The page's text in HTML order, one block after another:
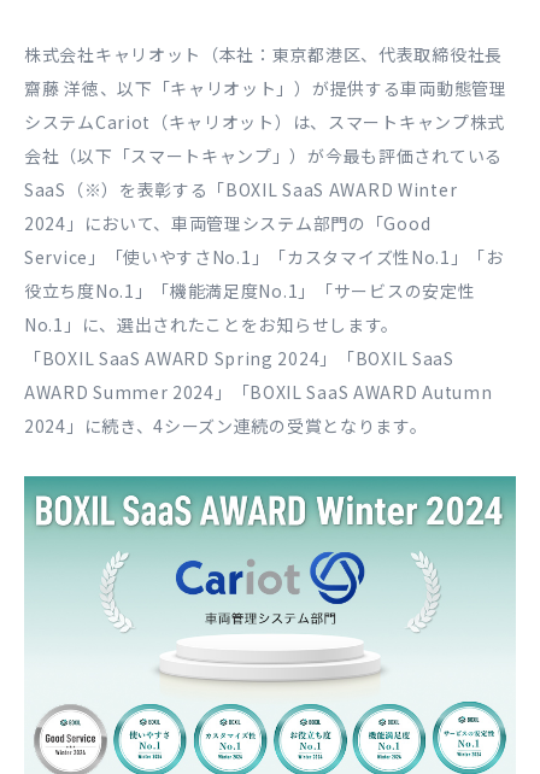
株式会社キャリオット（本社：東京都港区、代表取締役社長
齋藤 洋徳、以下「キャリオット」）が提供する車両動態管理
システムCariot（キャリオット）は、スマートキャンプ株式
会社（以下「スマートキャンプ」）が今最も評価されている
SaaS（※）を表彰する「BOXIL SaaS AWARD Winter
2024」において、車両管理システム部門の「Good
Service」「使いやすさNo.1」「カスタマイズ性No.1」「お
役立ち度No.1」「機能満足度No.1」「サービスの安定性
No.1」に、選出されたことをお知らせします。
「BOXIL SaaS AWARD Spring 2024」「BOXIL SaaS
AWARD Summer 2024」「BOXIL SaaS AWARD Autumn
2024」に続き、4シーズン連続の受賞となります。